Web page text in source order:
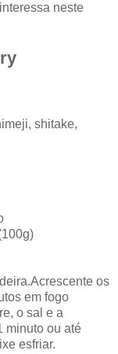
neste
shitake,
os
em fogo
o sal e a
minuto ou até
esfriar.